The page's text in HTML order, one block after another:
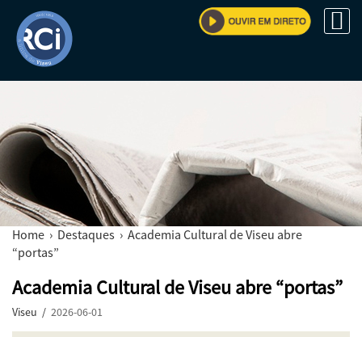
Home › Destaques › Academia Cultural de Viseu abre
“portas”
Academia Cultural de Viseu abre “portas”
Viseu / 2026-06-01